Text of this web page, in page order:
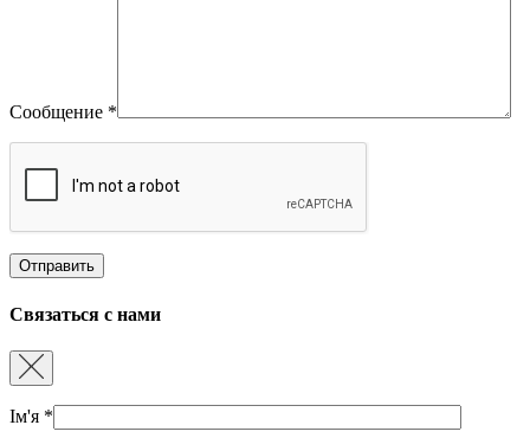
Сообщение *
Связаться с нами
Ім'я *